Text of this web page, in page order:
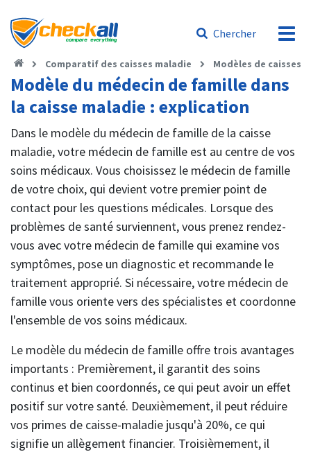
Chercher
Comparatif des caisses maladie Modèles de caisses
Modèle du médecin de famille dans
la caisse maladie : explication
Dans le modèle du médecin de famille de la caisse
maladie, votre médecin de famille est au centre de vos
soins médicaux. Vous choisissez le médecin de famille
de votre choix, qui devient votre premier point de
contact pour les questions médicales. Lorsque des
problèmes de santé surviennent, vous prenez rendez-
vous avec votre médecin de famille qui examine vos
symptômes, pose un diagnostic et recommande le
traitement approprié. Si nécessaire, votre médecin de
famille vous oriente vers des spécialistes et coordonne
l'ensemble de vos soins médicaux.
Le modèle du médecin de famille offre trois avantages
importants : Premièrement, il garantit des soins
continus et bien coordonnés, ce qui peut avoir un effet
positif sur votre santé. Deuxièmement, il peut réduire
vos primes de caisse-maladie jusqu'à 20%, ce qui
signifie un allègement financier. Troisièmement, il